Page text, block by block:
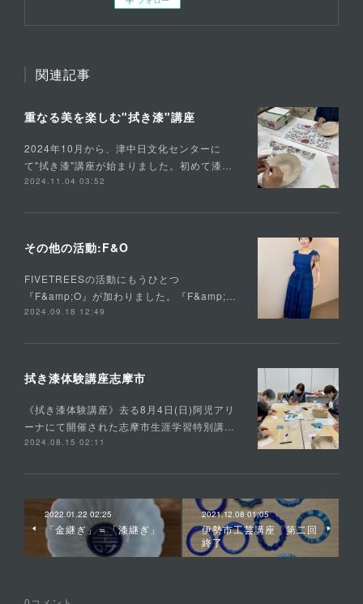
関連記事
重なる美を楽しむ"拭き漆"講座
2024年10月から、津中日文化センターに
て"拭き漆"講座が始まりました。初めて漆…
2024.11.04 03:52
その他の活動:F&O
FIVETREESの活動にもうひとつ
『F&amp;O』が加わりました。『F&amp;…
2024.09.18 12:49
拭き漆体験講座志摩市
《拭き漆体験講座》去る8月4日(日)阿児アリ
ーナにて開催された志摩市生涯学習特別講…
2024.08.15 02:11
2022.01.22 02:25
「金継ぎ」＝「漆継ぎ」
2021.12.08 01:05
伊勢市工芸講座 第二回
終了